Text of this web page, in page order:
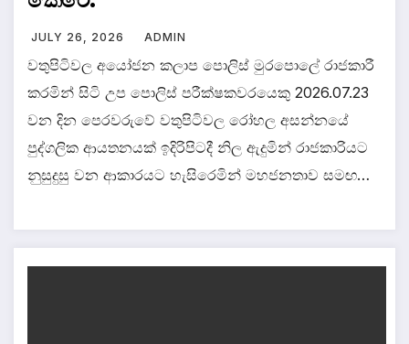
JULY 26, 2026 ADMIN
වතුපිටිවල අයෝජන කලාප පොලිස් මුරපොලේ රාජකාරී
කරමින් සිටි උප පොලිස් පරීක්ෂකවරයෙකු 2026.07.23
වන දින පෙරවරුවේ වතුපිටිවල රෝහල අසන්නයේ
පුද්ගලික ආයතනයක් ඉදිරිපිටදී නිල ඇදුමින් රාජකාරියට
නුසුදුසු වන ආකාරයට හැසිරෙමින් මහජනතාව සමඟ…